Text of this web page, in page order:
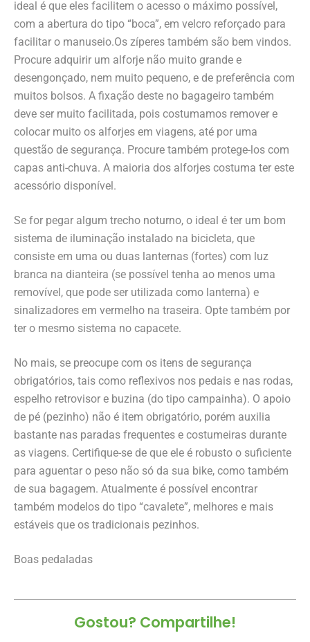
ideal é que eles facilitem o acesso o máximo possível,
com a abertura do tipo “boca”, em velcro reforçado para
facilitar o manuseio.Os zíperes também são bem vindos.
Procure adquirir um alforje não muito grande e
desengonçado, nem muito pequeno, e de preferência com
muitos bolsos. A fixação deste no bagageiro também
deve ser muito facilitada, pois costumamos remover e
colocar muito os alforjes em viagens, até por uma
questão de segurança. Procure também protege-los com
capas anti-chuva. A maioria dos alforjes costuma ter este
acessório disponível.
Se for pegar algum trecho noturno, o ideal é ter um bom
sistema de iluminação instalado na bicicleta, que
consiste em uma ou duas lanternas (fortes) com luz
branca na dianteira (se possível tenha ao menos uma
removível, que pode ser utilizada como lanterna) e
sinalizadores em vermelho na traseira. Opte também por
ter o mesmo sistema no capacete.
No mais, se preocupe com os itens de segurança
obrigatórios, tais como reflexivos nos pedais e nas rodas,
espelho retrovisor e buzina (do tipo campainha). O apoio
de pé (pezinho) não é item obrigatório, porém auxilia
bastante nas paradas frequentes e costumeiras durante
as viagens. Certifique-se de que ele é robusto o suficiente
para aguentar o peso não só da sua bike, como também
de sua bagagem. Atualmente é possível encontrar
também modelos do tipo “cavalete”, melhores e mais
estáveis que os tradicionais pezinhos.
Boas pedaladas
Gostou? Compartilhe!